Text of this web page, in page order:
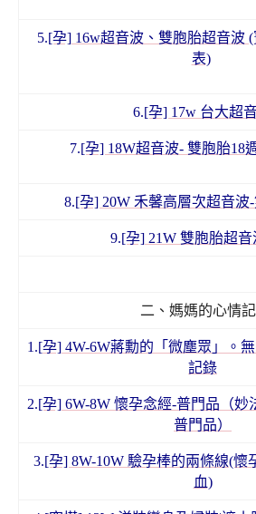
5.[孕] 16w超音波、雙胞胎超音波
表)
6.[孕] 17w 台大超
7.[孕] 18W超音波- 雙胞胎18
8.[孕] 20W 禾馨高層次超音波
9.[孕] 21W 雙胞胎超音
二、媽媽的心情
1.[孕] 4W-6W蔣勳的「微塵眾」。
記錄
2.[孕] 6W-8W 懷孕念經-普門品（妙
普門品）
3.[孕] 8W-10W 驗孕棒的兩條線(懷
血)